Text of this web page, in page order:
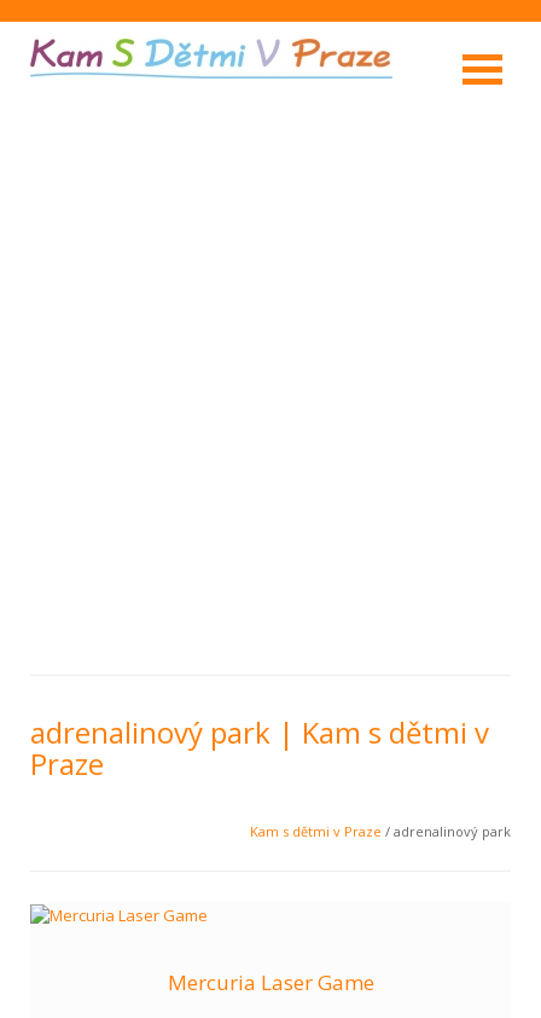
adrenalinový park | Kam s dětmi v
Praze
Kam s dětmi v Praze / adrenalinový park
Mercuria Laser Game